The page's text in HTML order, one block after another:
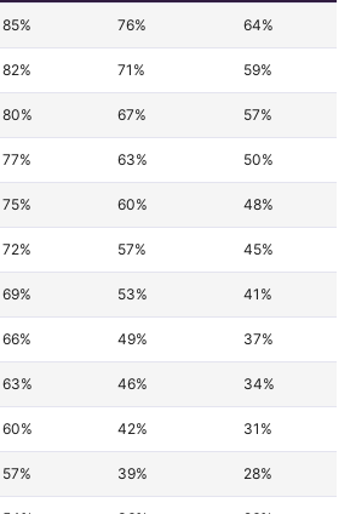
85% 76% 64%
82% 71% 59%
80% 67% 57%
77% 63% 50%
75% 60% 48%
72% 57% 45%
69% 53% 41%
66% 49% 37%
63% 46% 34%
60% 42% 31%
57% 39% 28%